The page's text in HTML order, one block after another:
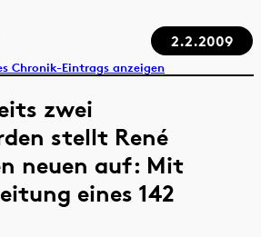
2.2.2009
Chronik-Eintrags anzeigen
zwei
stellt René
neuen auf: Mit
eines 142